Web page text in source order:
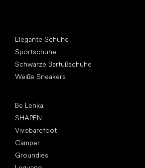
Elegante Schuhe
Sportschuhe
Schwarze Barfußschuhe
Weiße Sneakers
Be Lenka
SHAPEN
Vivobarefoot
Camper
Groundies